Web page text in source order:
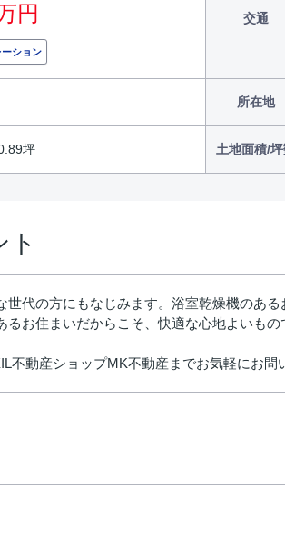
円
ション
交通
所在地
坪 土地面積/
ト
世代の方にもなじみます。浴室乾燥機のあ
るお住まいだからこそ、快適な心地よいも
動産ショップMK不動産までお気軽にお問